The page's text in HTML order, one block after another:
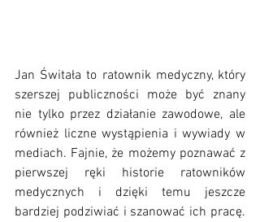
Jan Świtała to ratownik medyczny, który
szerszej publiczności może być znany
nie tylko przez działanie zawodowe, ale
również liczne wystąpienia i wywiady w
mediach. Fajnie, że możemy poznawać z
pierwszej ręki historie ratowników
medycznych i dzięki temu jeszcze
bardziej podziwiać i szanować ich pracę.